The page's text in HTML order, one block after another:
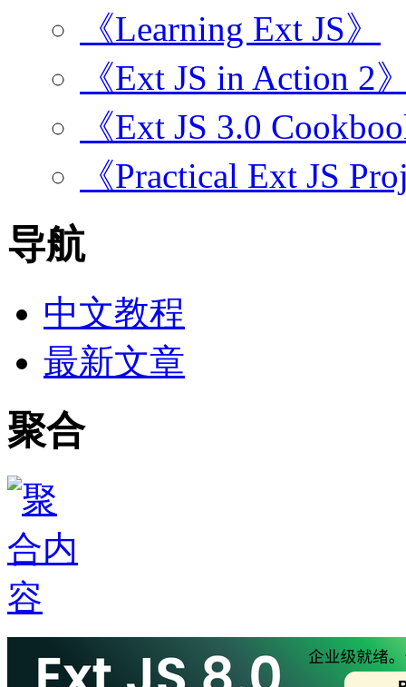
《Learning Ext JS》
《Ext JS in Action 2
《Ext JS 3.0
《Practical Ext JS
导航
中文教程
最新文章
聚合